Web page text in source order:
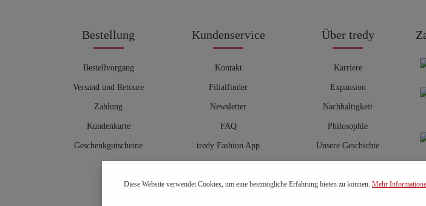
Bestellung
Bestellvorgang
Versand und Retoure
Zahlung
Kundenkarte
Geschenkgutscheine
Kundenservice
Kontakt
Filialfinder
Newsletter
FAQ
tredy Fashion App
Hosenberater
Über tredy
Karriere
Expansion
Nachhaltigkeit
Philosophie
Unsere Geschichte
Diese Website verwendet Cookies, um eine bestmögliche Erfahrung bieten zu können. Mehr